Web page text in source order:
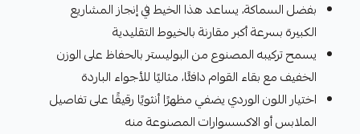
بفضل السماكة، يساعد هذا الخيط في إنجاز المشاريع
الكبيرة بسرعة أكبر مقارنة بالخيوط التقليدية
يسمح تركيبه المصنوع من البوليستر بالحفاظ على الوزن
الخفيف مع بقاء القوام دافئًا، مثاليًا للأجواء الباردة
اختيار اللون الوردي يضفي مظهرًا أنثويًا رقيقًا على تفاصيل
الملابس أو الاكسسوارات المصنوعة منه